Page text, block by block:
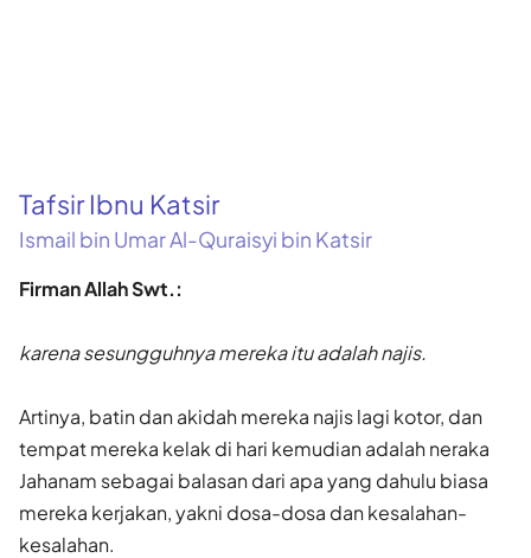
Tafsir Ibnu Katsir
Ismail bin Umar Al-Quraisyi bin Katsir
Firman Allah Swt.:
karena sesungguhnya mereka itu adalah najis.
Artinya, batin dan akidah mereka najis lagi kotor, dan
tempat mereka kelak di hari kemudian adalah neraka
Jahanam sebagai balasan dari apa yang dahulu biasa
mereka kerjakan, yakni dosa-dosa dan kesalahan-
kesalahan.